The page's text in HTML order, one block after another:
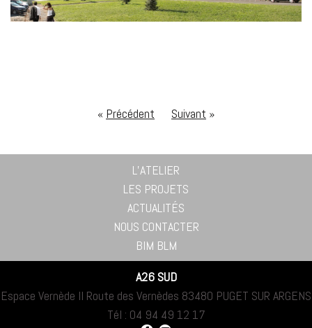
« Précédent Suivant »
L’ATELIER
LES PROJETS
ACTUALITÉS
NOUS CONTACTER
BIM BLM
A26 SUD
Espace Vernède II Route des Vernèdes 83480 PUGET SUR ARGENS
Tél : 04 94 49 12 17